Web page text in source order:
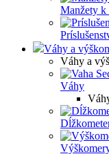
Manžety k
Váhy a
Váhy a
Váhy